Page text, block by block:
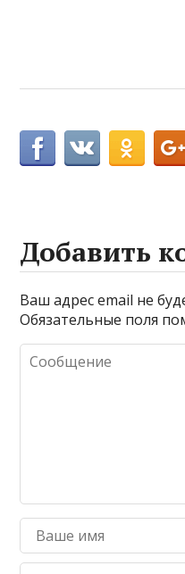
Добавить
Ваш адрес email не
Обязательные поля